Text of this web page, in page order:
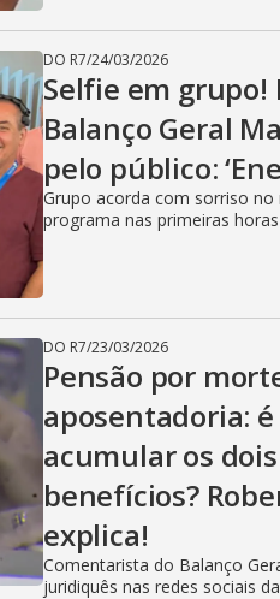
DO R7/24/03/2026
Selfie em grupo!
Balanço Geral
pelo público:
Grupo acorda com sorriso
programa nas primeiras
DO R7/23/03/2026
Pensão por
aposentadoria:
acumular os
benefícios?
explica!
Comentarista do Balanço
juridiquês nas redes sociais da